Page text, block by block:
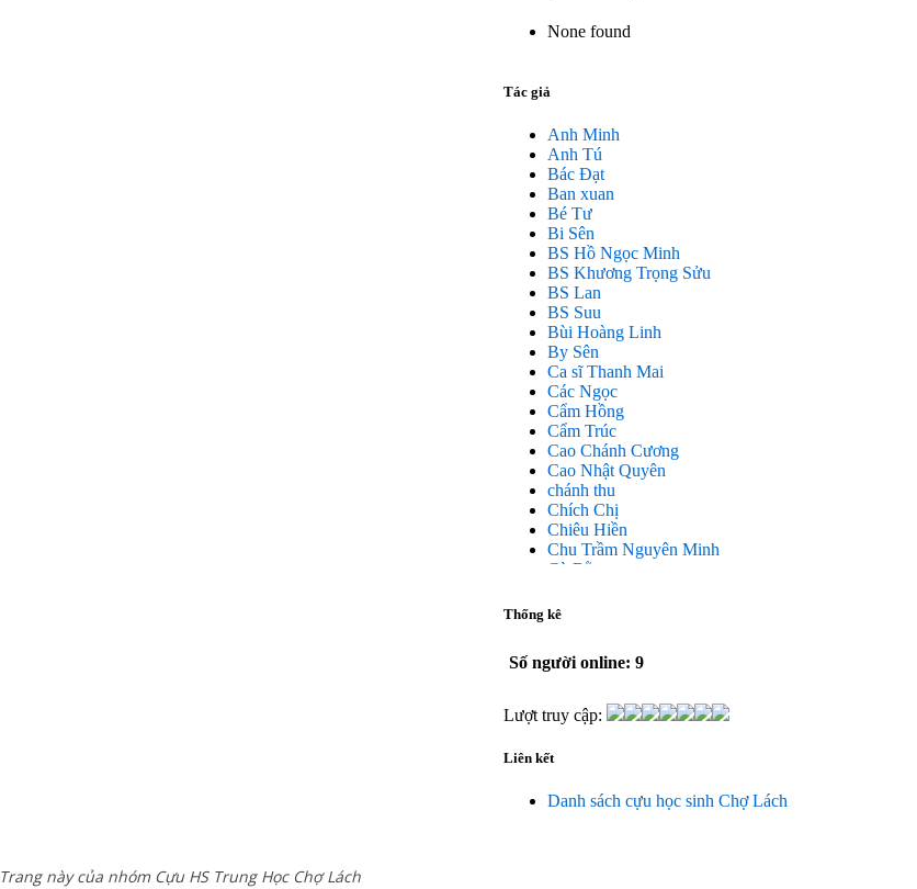
None found
Tác giả
Anh Minh
Anh Tú
Bác Đạt
Ban xuan
Bé Tư
Bi Sên
BS Hồ Ngọc Minh
BS Khương Trọng Sửu
BS Lan
BS Suu
Bùi Hoàng Linh
By Sên
Ca sĩ Thanh Mai
Các Ngọc
Cẩm Hồng
Cẩm Trúc
Cao Chánh Cương
Cao Nhật Quyên
chánh thu
Chích Chị
Chiêu Hiền
Chu Trầm Nguyên Minh
Cò Bằng
Công Bình
Dang Chi
Diễm Ngọc
Dỗ Chiêu Đức
Dung Thị vân
Duong Công Bình
Thống kê
Số người online: 9
Lượt truy cập:
Liên kết
Danh sách cựu học sinh Chợ Lách
Trang này của nhóm Cựu HS Trung Học Chợ Lách